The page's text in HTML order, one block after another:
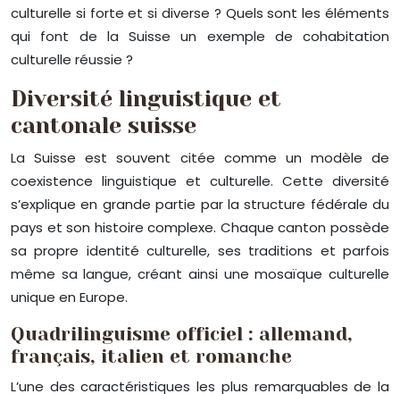
culturelle si forte et si diverse ? Quels sont les éléments
qui font de la Suisse un exemple de cohabitation
culturelle réussie ?
Diversité linguistique et
cantonale suisse
La Suisse est souvent citée comme un modèle de
coexistence linguistique et culturelle. Cette diversité
s’explique en grande partie par la structure fédérale du
pays et son histoire complexe. Chaque canton possède
sa propre identité culturelle, ses traditions et parfois
même sa langue, créant ainsi une mosaïque culturelle
unique en Europe.
Quadrilinguisme officiel : allemand,
français, italien et romanche
L’une des caractéristiques les plus remarquables de la